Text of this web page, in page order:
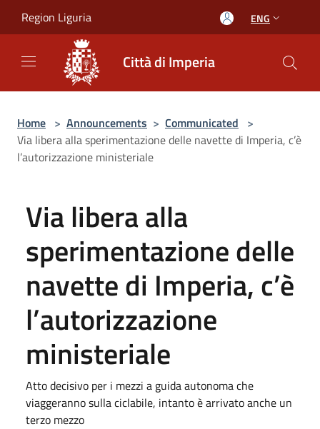
Region Liguria ENG
Città di Imperia
Home > Announcements > Communicated >
Via libera alla sperimentazione delle navette di Imperia, c’è
l’autorizzazione ministeriale
Via libera alla
sperimentazione delle
navette di Imperia, c’è
l’autorizzazione
ministeriale
Atto decisivo per i mezzi a guida autonoma che
viaggeranno sulla ciclabile, intanto è arrivato anche un
terzo mezzo